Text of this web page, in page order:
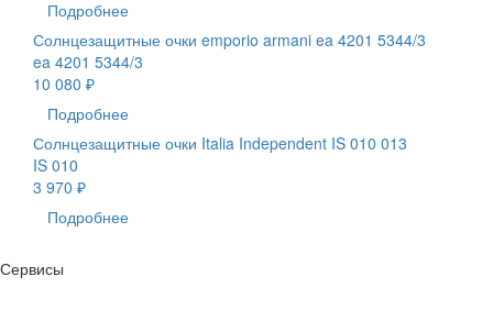
Подробнее
Солнцезащитные очки emporio armani ea 4201 5344/3
ea 4201 5344/3
10 080 ₽
Подробнее
Солнцезащитные очки Italia Independent IS 010 013
IS 010
3 970 ₽
Подробнее
Сервисы